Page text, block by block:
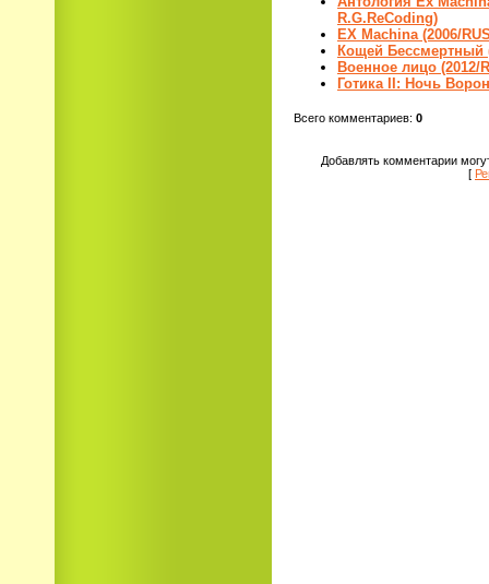
R.G.ReCoding)
EX Machina (2006/
Кощей Бессмертный
Военное лицо (2012/
Готика II: Ночь
Всего комментариев: 0
Добавлять комментарии
[